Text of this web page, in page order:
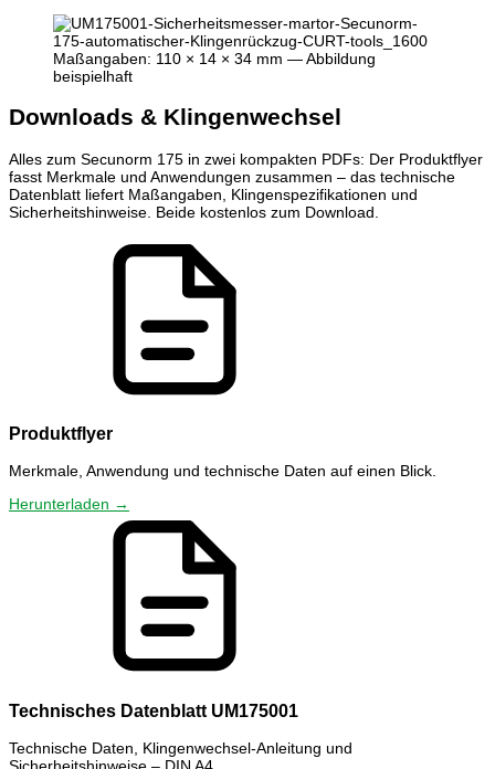
Maßangaben: 110 × 14 × 34 mm — Abbildung
beispielhaft
Downloads & Klingenwechsel
Alles zum Secunorm 175 in zwei kompakten PDFs: Der Produktflyer
fasst Merkmale und Anwendungen zusammen – das technische
Datenblatt liefert Maßangaben, Klingenspezifikationen und
Sicherheitshinweise. Beide kostenlos zum Download.
Produktflyer
Merkmale, Anwendung und technische Daten auf einen Blick.
Herunterladen →
Technisches Datenblatt UM175001
Technische Daten, Klingenwechsel-Anleitung und